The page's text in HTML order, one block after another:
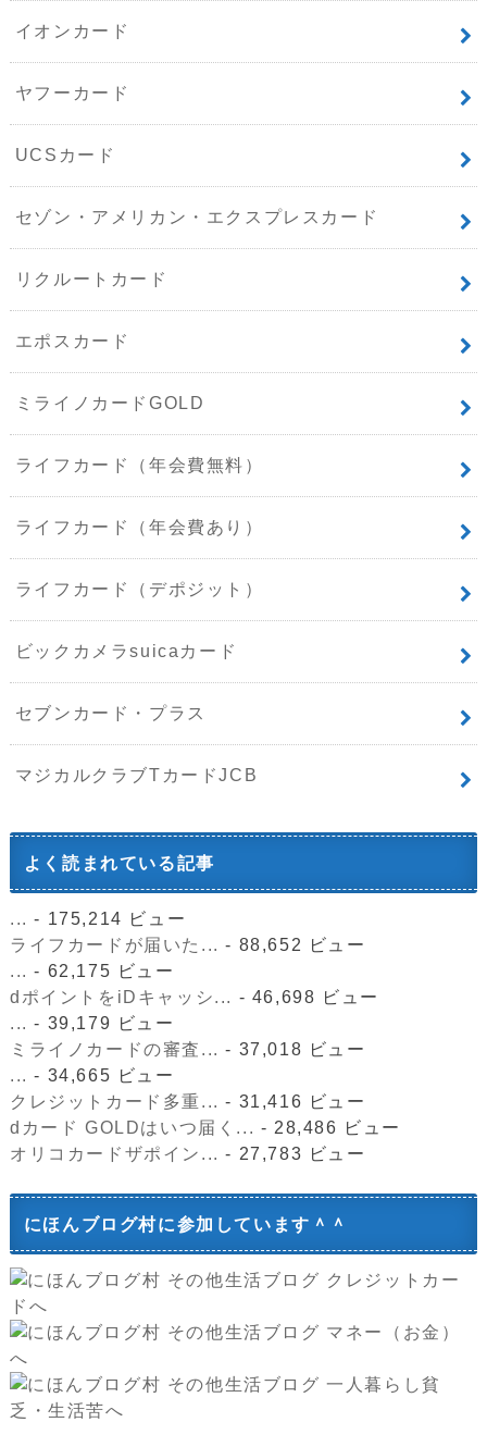
イオンカード
ヤフーカード
UCSカード
セゾン・アメリカン・エクスプレスカード
リクルートカード
エポスカード
ミライノカードGOLD
ライフカード（年会費無料）
ライフカード（年会費あり）
ライフカード（デポジット）
ビックカメラsuicaカード
セブンカード・プラス
マジカルクラブTカードJCB
よく読まれている記事
... - 175,214 ビュー
ライフカードが届いた... - 88,652 ビュー
... - 62,175 ビュー
dポイントをiDキャッシ... - 46,698 ビュー
... - 39,179 ビュー
ミライノカードの審査... - 37,018 ビュー
... - 34,665 ビュー
クレジットカード多重... - 31,416 ビュー
dカード GOLDはいつ届く... - 28,486 ビュー
オリコカードザポイン... - 27,783 ビュー
にほんブログ村に参加しています＾＾